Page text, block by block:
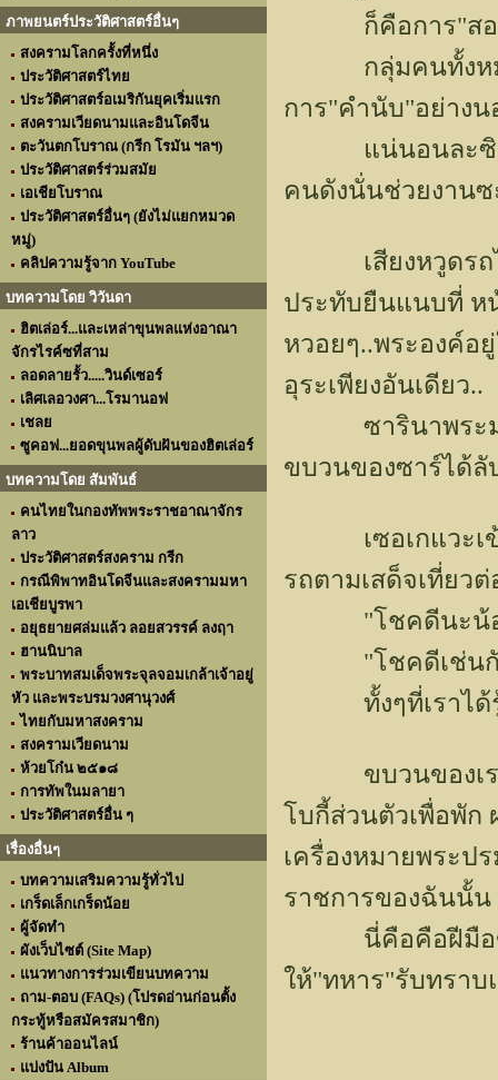
ภาพยนตร์ประวัติศาสตร์อื่นๆ
สงครามโลกครั้งที่หนึ่ง
ประวัติศาสตร์ไทย
ประวัติศาสตร์อเมริกันยุคเริ่มแรก
สงครามเวียดนามและอินโดจีน
ตะวันตกโบราณ (กรีก โรมัน ฯลฯ)
ประวัติศาสตร์ร่วมสมัย
เอเชียโบราณ
ประวัติศาสตร์อื่นๆ (ยังไม่แยกหมวด
หมู่)
คลิปความรู้จาก YouTube
บทความโดย วิวันดา
ฮิตเล่อร์...และเหล่าขุนพลแห่งอาณา
จักรไรค์ซที่สาม
ลอดลายรั้ว.....วินด์เซอร์
เลิศเลอวงศา...โรมานอฟ
เชลย
ซูคอฟ...ยอดขุนพลผู้ดับฝันของฮิตเล่อร์
บทความโดย สัมพันธ์
คนไทยในกองทัพพระราชอาณาจักร
ลาว
ประวัติศาสตร์สงคราม กรีก
กรณีพิพาทอินโดจีนและสงครามมหา
เอเชียบูรพา
อยุธยายศล่มแล้ว ลอยสวรรค์ ลงฤา
ฮานนิบาล
พระบาทสมเด็จพระจุลจอมเกล้าเจ้าอยู่
หัว และพระบรมวงศานุวงศ์
ไทยกับมหาสงคราม
สงครามเวียดนาม
ห้วยโก๋น ๒๕๑๘
การทัพในมลายา
ประวัติศาสตร์อื่น ๆ
เรื่องอื่นๆ
บทความเสริมความรู้ทั่วไป
เกร็ดเล็กเกร็ดน้อย
ผู้จัดทำ
ผังเว็บไซต์ (Site Map)
แนวทางการร่วมเขียนบทความ
ถาม-ตอบ (FAQs) (โปรดอ่านก่อนตั้ง
กระทู้หรือสมัครสมาชิก)
ร้านค้าออนไลน์
แบ่งปัน Album
ก็คือการ"สอด
กลุ่มคนทั้งหมดนั่
การ"คำนับ"อย่าง
แน่นอนละซิ..พว
คนดังนั่นช่วยงาน
เสียงหวูดรถไฟ
ประทับยืนแนบที่ ห
หวอยๆ..พระองค์อ
อุระเพียงอันเดียว..
ซารินาพระมาร
ขบวนของซาร์ได้ลั
เซอเกแวะเข้า
รถตามเสด็จเที่ยว
"โชคดีนะน้อ
"โชคดีเช่นกัน
ทั้งๆที่เราได้รู้อ
ขบวนของเราเ
โบกี้ส่วนตัวเพื่อพัก
เครื่องหมายพระป
ราชการของฉันนั้
นี่คือคือฝีมือขอ
ให้"ทหาร"รับทรา